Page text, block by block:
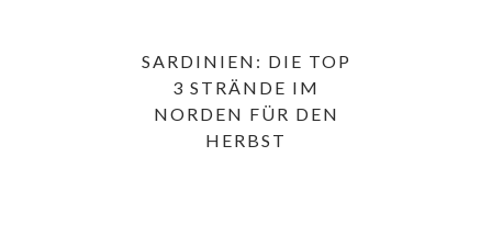
SARDINIEN: DIE TOP
3 STRÄNDE IM
NORDEN FÜR DEN
HERBST